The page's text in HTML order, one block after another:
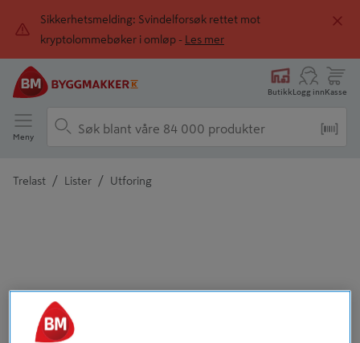
Sikkerhetsmelding: Svindelforsøk rettet mot
kryptolommebøker i omløp -
Les mer
ButikkLogg innKasse
Meny
Trelast / Lister / Utforing